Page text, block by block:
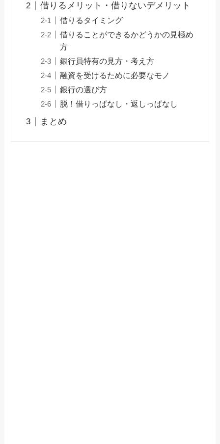
借りるメリット・借りないデメリット
借りるタイミング
借りることができるかどうかの見極め
方
銀行員特有の見方・考え方
融資を受けるために必要なモノ
銀行の選び方
脱！借りっぱなし・返しっぱなし
まとめ